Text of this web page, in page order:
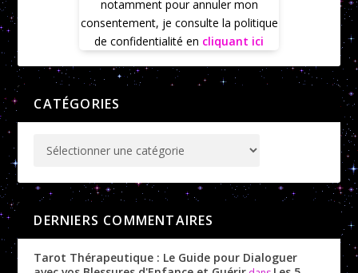
notamment pour annuler mon
consentement, je consulte la politique
de confidentialité en cliquant ici
CATÉGORIES
DERNIERS COMMENTAIRES
Tarot Thérapeutique : Le Guide pour Dialoguer